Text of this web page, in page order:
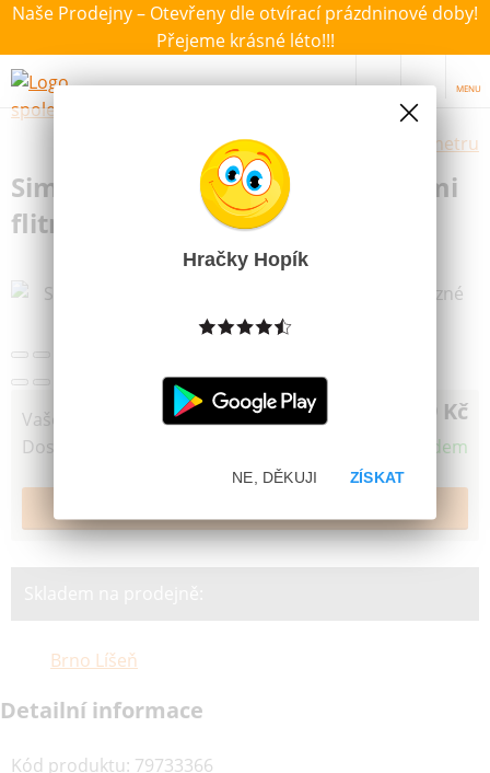
Naše Prodejny – Otevřeny dle otvírací prázdninové doby!
Přejeme krásné léto!!!
MENU
Výběr hraček dle zvoleného parametru
Simba Panenka Steffi s barevnými
flitry Swap různé druhy
Vaše cena 229 Kč
Dostupnost Skladem
Brno Líšeň
Detailní informace
Kód produktu: 79733366
Hračky Hopík
ZÍSKAT
NE, DĚKUJI